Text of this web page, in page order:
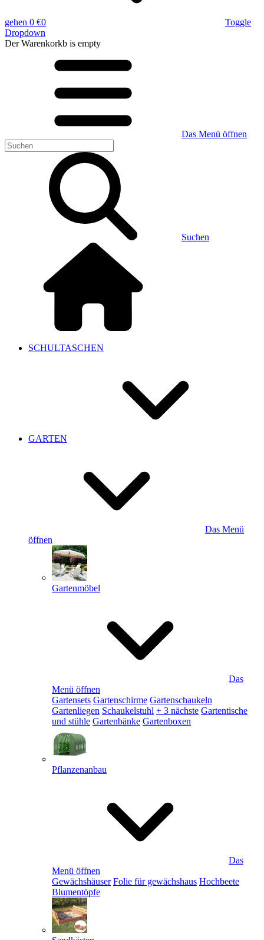
gehen 0 €0
Toggle
Dropdown
Der Warenkorkb is empty
Das Menü öffnen
Suchen
SCHULTASCHEN
GARTEN
Das Menü
öffnen
Gartenmöbel
Das
Menü öffnen
Gartensets Gartenschirme Gartenschaukeln
Gartenliegen Schaukelstuhl + 3 nächste Gartentische
und stühle Gartenbänke Gartenboxen
Pflanzenanbau
Das
Menü öffnen
Gewächshäuser Folie für gewächshaus Hochbeete
Blumentöpfe